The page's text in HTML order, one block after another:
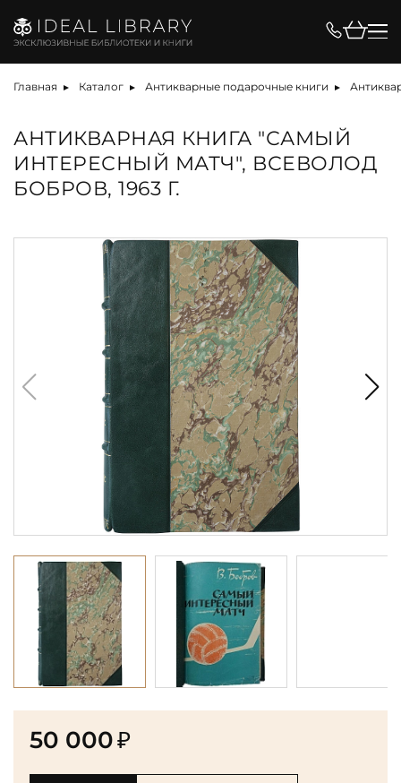
Главная Каталог Антикварные подарочные книги
АНТИКВАРНАЯ КНИГА "САМЫЙ
ИНТЕРЕСНЫЙ МАТЧ", ВСЕВОЛОД
БОБРОВ, 1963 Г.
50 000₽